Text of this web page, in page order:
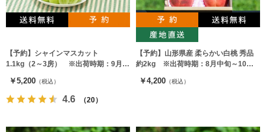
【予約】シャインマスカット
1.1kg（2～3房） ※出荷時期：9月上
￥5,200 （税込）
4.6 （20）
【予約】山形県産 柔らかい白桃 秀品
約2kg ※出荷時期：8月中旬～10月
￥4,200 （税込）